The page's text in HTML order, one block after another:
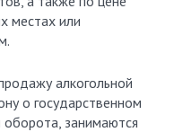
местах или
алкогольной
о государственном
оборота, занимаются